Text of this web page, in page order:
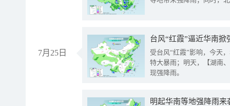
7月25日
台风“红霞”逼近华南
受台风“红霞”影响，今天
特大暴雨；明天，【湖南
现强降雨。
明起华南等地强降雨